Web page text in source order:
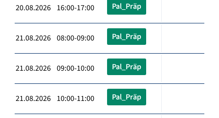
20.08.2026 16:00-17:00 Pal_Präp
21.08.2026 08:00-09:00 Pal_Präp
21.08.2026 09:00-10:00 Pal_Präp
21.08.2026 10:00-11:00 Pal_Präp